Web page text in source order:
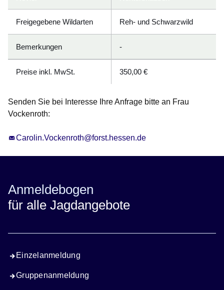
Freigegebene Wildarten Reh- und Schwarzwild
Bemerkungen -
Preise inkl. MwSt. 350,00 €
Senden Sie bei Interesse Ihre Anfrage bitte an Frau
Vockenroth:
Carolin.Vockenroth@forst.hessen.de
Anmeldebogen
für alle Jagdangebote
Einzelanmeldung
Gruppenanmeldung